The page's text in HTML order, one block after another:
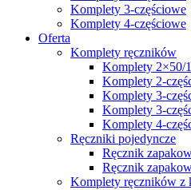
Komplety 3-częściowe
Komplety 4-częściowe
Oferta
Komplety ręczników
Komplety 2×50/
Komplety 2-
Komplety 3-
Komplety 3-
Komplety 4-
Ręczniki pojedyncze
Ręcznik
Ręcznik
Komplety ręczników z